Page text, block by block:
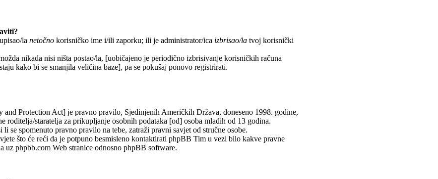
la netočno korisničko ime i/ili zaporku; ili je administrator/ica izbrisao/la tvoj korisnički
nikada nisi ništa postao/la, [uobičajeno je periodično izbrisivanje korisničkih računa
kako bi se smanjila veličina baze], pa se pokušaj ponovo registrirati.
Protection Act] je pravno pravilo, Sjedinjenih Američkih Država, doneseno 1998. godine,
roditelja/staratelja za prikupljanje osobnih podataka [od] osoba mlađih od 13 godina.
se spomenuto pravno pravilo na tebe, zatraži pravni savjet od stručne osobe.
što će reći da je potpuno besmisleno kontaktirati phpBB Tim u vezi bilo kakve pravne
uz phpbb.com Web stranice odnosno phpBB software.